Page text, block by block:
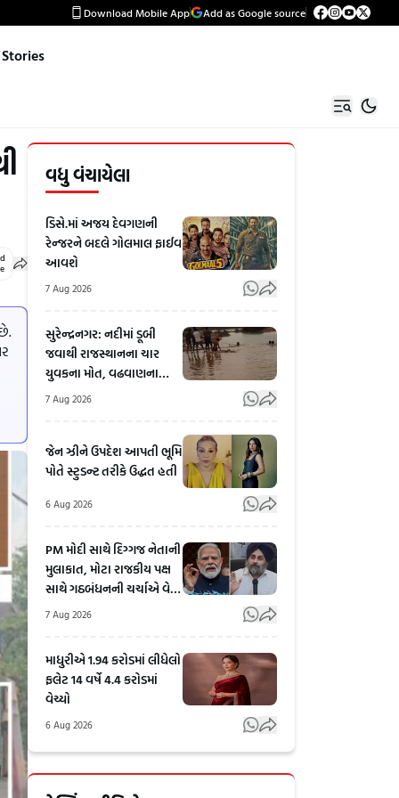
Download Mobile App Add as Google source
વધુ વંચાયેલા
ડિસે.માં અજય દેવગણની
રેન્જરને બદલે ગોલમાલ ફાઈવ
આવશે
7 Aug 2026
સુરેન્દ્રનગર: નદીમાં ડૂબી
જવાથી રાજસ્થાનના ચાર
યુવકના મોત, વઢવાણના
નગરા પાસેની ઘટના
7 Aug 2026
જેન ઝીને ઉપદેશ આપતી ભૂમિ
પોતે સ્ટુડન્ટ તરીકે ઉદ્ધત હતી
6 Aug 2026
PM મોદી સાથે દિગ્ગજ નેતાની
મુલાકાત, મોટા રાજકીય પક્ષ
સાથે ગઠબંધનની ચર્ચાએ વેગ
પકડ્યો
7 Aug 2026
માધુરીએ 1.94 કરોડમાં લીધેલો
ફલેટ 14 વર્ષે 4.4 કરોડમાં
વેચ્યો
6 Aug 2026
Rahul
અલમોડાના